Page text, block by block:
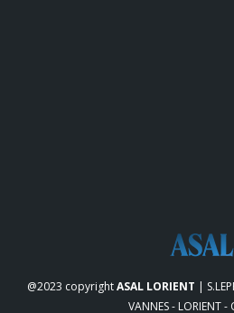
@2023 copyrightASAL LORIENT |
VANNES - LORIENT -